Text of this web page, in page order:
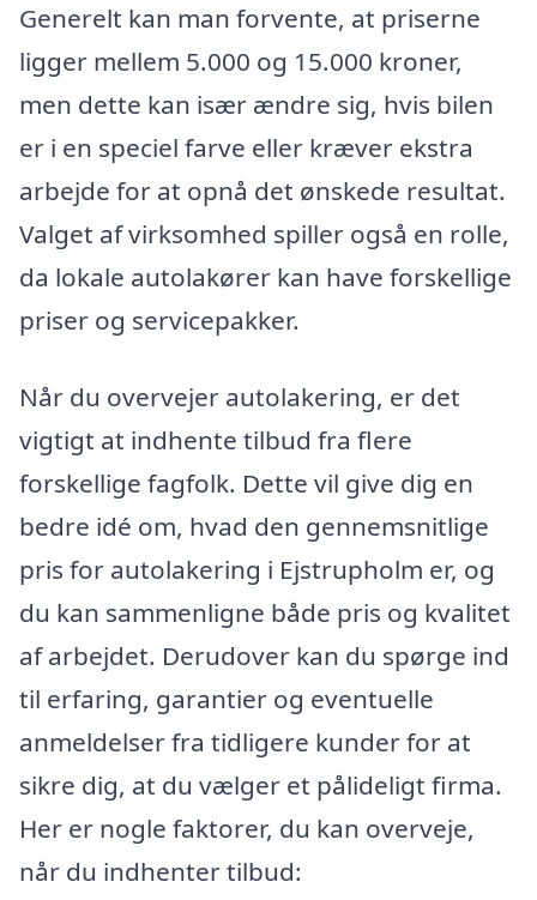
Generelt kan man forvente, at priserne
ligger mellem 5.000 og 15.000 kroner,
men dette kan især ændre sig, hvis bilen
er i en speciel farve eller kræver ekstra
arbejde for at opnå det ønskede resultat.
Valget af virksomhed spiller også en rolle,
da lokale autolakører kan have forskellige
priser og servicepakker.
Når du overvejer autolakering, er det
vigtigt at indhente tilbud fra flere
forskellige fagfolk. Dette vil give dig en
bedre idé om, hvad den gennemsnitlige
pris for autolakering i Ejstrupholm er, og
du kan sammenligne både pris og kvalitet
af arbejdet. Derudover kan du spørge ind
til erfaring, garantier og eventuelle
anmeldelser fra tidligere kunder for at
sikre dig, at du vælger et pålideligt firma.
Her er nogle faktorer, du kan overveje,
når du indhenter tilbud: